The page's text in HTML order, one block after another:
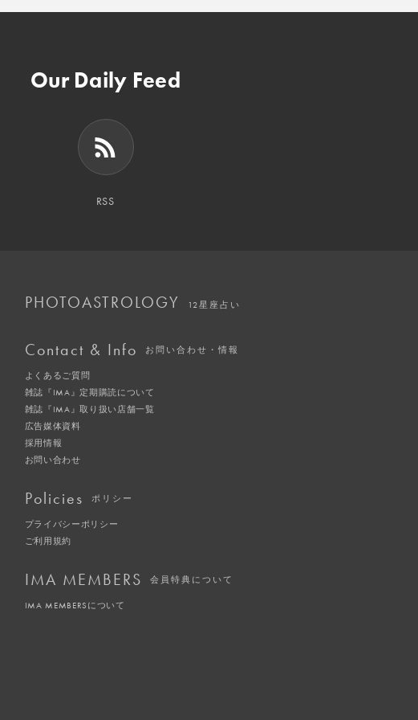
Our Daily Feed
RSS
PHOTOASTROLOGY 12星座占い
Contact & Info お問い合わせ・情報
よくあるご質問
雑誌『IMA』定期購読について
雑誌『IMA』取り扱い店舗一覧
広告媒体資料
採用情報
お問い合わせ
Policies ポリシー
プライバシーポリシー
ご利用規約
IMA MEMBERS 会員特典について
IMA MEMBERSについて